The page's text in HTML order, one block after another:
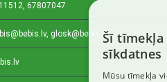
67807047
glosk@bebis.lvŠī
sīkdatnes
Mūsu tīmekļa